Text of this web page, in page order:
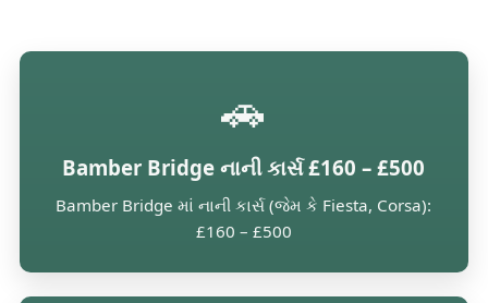
🚗
Bamber Bridge નાની કાર્સ £160 – £500
Bamber Bridge માં નાની કાર્સ (જેમ કે Fiesta, Corsa):
£160 – £500